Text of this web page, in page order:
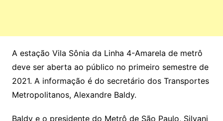
A estação Vila Sônia da Linha 4-Amarela de metrô
deve ser aberta ao público no primeiro semestre de
2021. A informação é do secretário dos Transportes
Metropolitanos, Alexandre Baldy.
Baldy e o presidente do Metrô de São Paulo, Silvani